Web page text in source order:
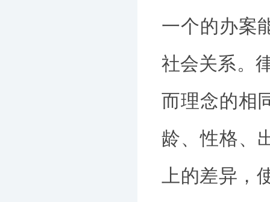
一个的办案
社会关系。
而理念的相
龄、性格、
上的差异，